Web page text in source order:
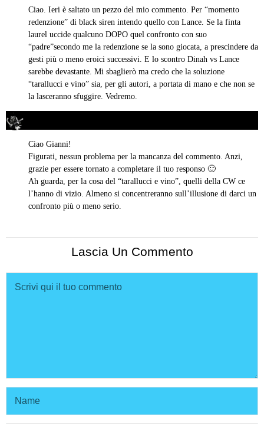
Ciao. Ieri è saltato un pezzo del mio commento. Per “momento
redenzione” di black siren intendo quello con Lance. Se la finta
laurel uccide qualcuno DOPO quel confronto con suo
“padre”secondo me la redenzione se la sono giocata, a prescindere da
gesti più o meno eroici successivi. E lo scontro Dinah vs Lance
sarebbe devastante. Mi sbaglierò ma credo che la soluzione
“tarallucci e vino” sia, per gli autori, a portata di mano e che non se
la lasceranno sfuggire. Vedremo.
Ciao Gianni!
Figurati, nessun problema per la mancanza del commento. Anzi,
grazie per essere tornato a completare il tuo responso 🙂
Ah guarda, per la cosa del “tarallucci e vino”, quelli della CW ce
l’hanno di vizio. Almeno si concentreranno sull’illusione di darci un
confronto più o meno serio.
Lascia Un Commento